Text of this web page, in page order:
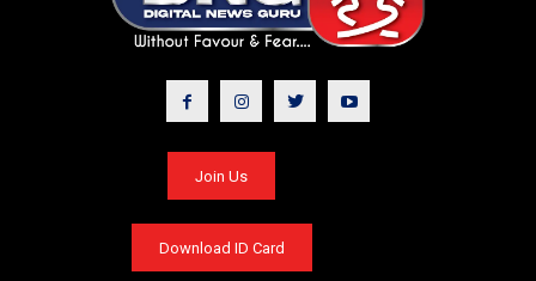
Join Us
Download ID Card